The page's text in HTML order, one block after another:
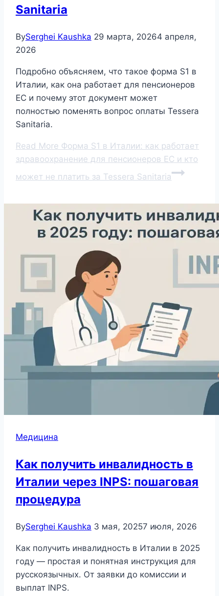
Sanitaria
BySerghei Kaushka 29 марта, 20264 апреля,
2026
Подробно объясняем, что такое форма S1 в
Италии, как она работает для пенсионеров
ЕС и почему этот документ может
полностью поменять вопрос оплаты Tessera
Sanitaria.
Read More Форма S1 в Италии: как работает
здравоохранение для пенсионеров ЕС и кто
может не платить за Tessera Sanitaria
Медицина
Как получить инвалидность в
Италии через INPS: пошаговая
процедура
BySerghei Kaushka 3 мая, 20257 июля, 2026
Как получить инвалидность в Италии в 2025
году — простая и понятная инструкция для
русскоязычных. От заявки до комиссии и
выплат INPS.